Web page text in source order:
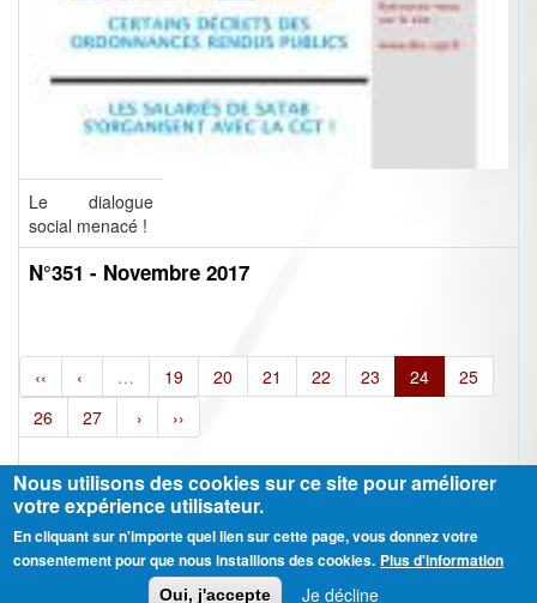
Le dialogue
social menacé !
N°351 - Novembre 2017
‹‹ ‹ … 19 20 21 22 23 24
25
26
27 › ››
Ⓒ CGT Fédération THCB - Tous les droits réservés - Mentions légales
Contactez-nous
Nous utilisons des cookies sur ce site pour améliorer
votre expérience utilisateur.
En cliquant sur n'importe quel lien sur cette page, vous donnez votre
consentement pour que nous installions des cookies. Plus d'information
Oui, j'accepte Je décline